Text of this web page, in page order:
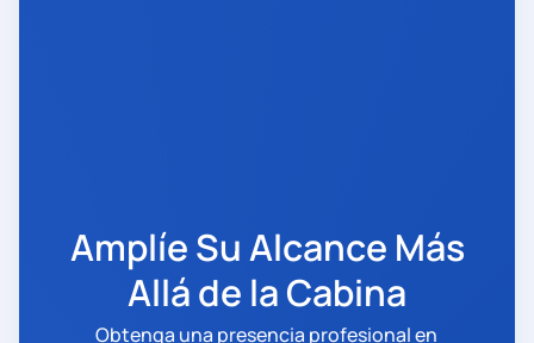
Amplíe Su Alcance Más
Allá de la Cabina
Obtenga una presencia profesional en